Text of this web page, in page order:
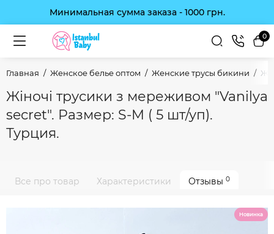
Минимальная сумма заказа - 1000 грн.
0
Главная Женское белье оптом Женские трусы бикини
Жіночі трусики з мереживом "Vanilya
secret". Размер: S-M ( 5 шт/уп).
Турция.
Все про товар Характеристики Отзывы 0
Новинка